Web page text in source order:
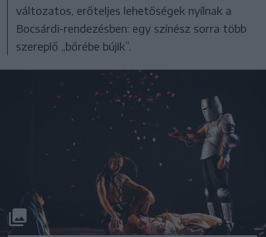
változatos, erőteljes lehetőségek nyílnak a
Bocsárdi-rendezésben: egy színész sorra több
szereplő „bőrébe bújik”.